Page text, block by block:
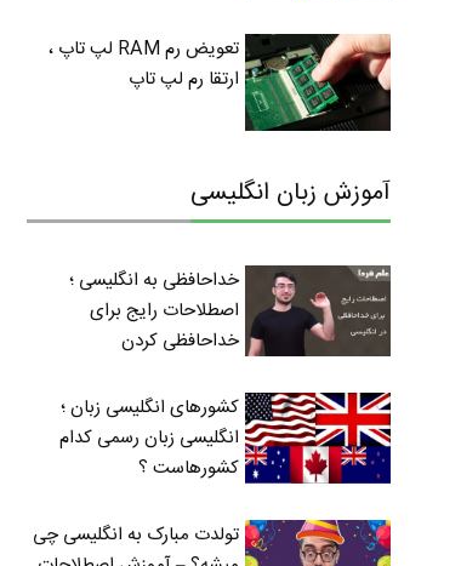
تعویض رم RAM لپ تاپ ،
ارتقا رم لپ تاپ
آموزش زبان انگلیسی
خداحافظی به انگلیسی ؛
اصطلاحات رایج برای
خداحافظی کردن
کشورهای انگلیسی زبان ؛
انگلیسی زبان رسمی کدام
کشورهاست ؟
تولدت مبارک به انگلیسی چی